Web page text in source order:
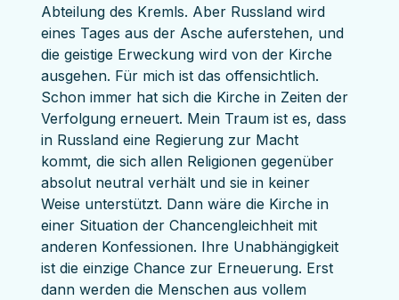
Abteilung des Kremls. Aber Russland wird
eines Tages aus der Asche auferstehen, und
die geistige Erweckung wird von der Kirche
ausgehen. Für mich ist das offensichtlich.
Schon immer hat sich die Kirche in Zeiten der
Verfolgung erneuert. Mein Traum ist es, dass
in Russland eine Regierung zur Macht
kommt, die sich allen Religionen gegenüber
absolut neutral verhält und sie in keiner
Weise unterstützt. Dann wäre die Kirche in
einer Situation der Chancengleichheit mit
anderen Konfessionen. Ihre Unabhängigkeit
ist die einzige Chance zur Erneuerung. Erst
dann werden die Menschen aus vollem